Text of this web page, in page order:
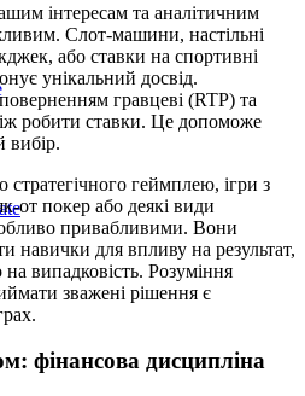
інтересам та аналітичним
Слот-машини, настільні
або ставки на спортивні
унікальний досвід.
гравцеві (RTP) та
робити ставки. Це допоможе
вибір.
стратегічного геймплею, ігри з
от покер або деякі види
привабливими. Вони
навички для впливу на результат,
випадковість. Розуміння
зважені рішення є
фінансова дисципліна